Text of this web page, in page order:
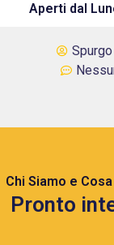
Aperti dal
Spurgo
Chi Siamo e
Pronto